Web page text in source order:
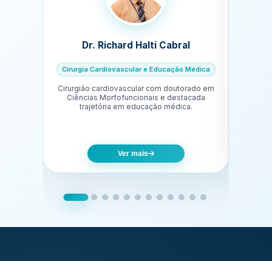
Dr. Richard Halti Cabral
Cirurgia Cardiovascular e Educação Médica
Cirurgião cardiovascular com doutorado em
Ciências Morfofuncionais e destacada
trajetória em educação médica.
Ver mais